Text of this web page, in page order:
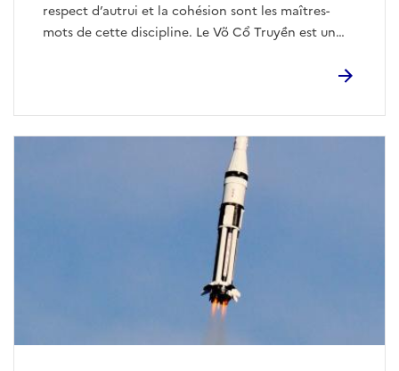
respect d’autrui et la cohésion sont les maîtres-
mots de cette discipline. Le Võ Cổ Truyền est un
Chaque style préserve ses techniques à travers des
Quyen propre à son école. Le Vovinam Viet Vo Dao
est un art martial relativement récent issu d’une
synthèse de toutes les techniques de combat.